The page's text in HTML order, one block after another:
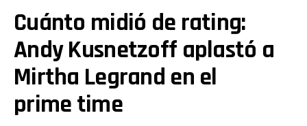
Cuánto midió de rating:
Andy Kusnetzoff aplastó a
Mirtha Legrand en el
prime time